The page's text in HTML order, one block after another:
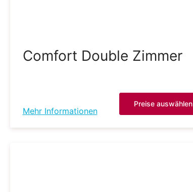
Comfort Double Zimmer
Mehr Informationen
Preise auswählen